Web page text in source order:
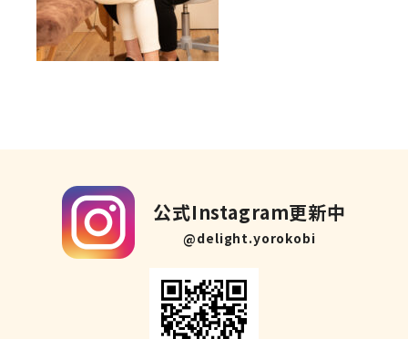
公式Instagram更新中
@delight.yorokobi